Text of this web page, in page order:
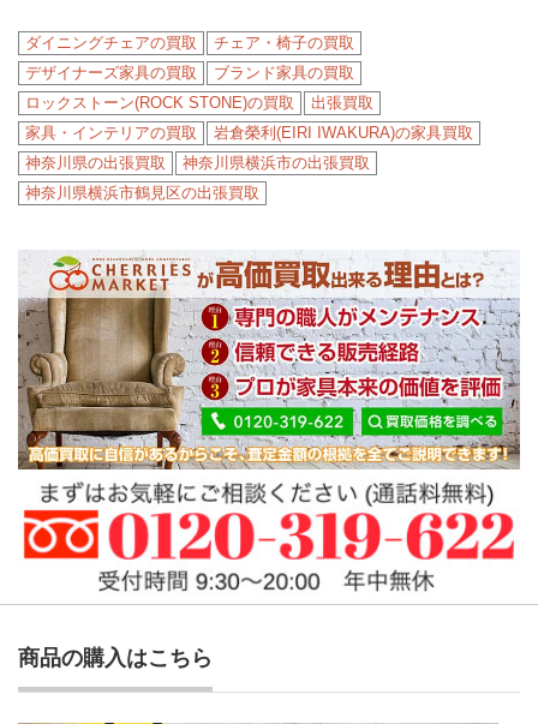
ダイニングチェアの買取
チェア・椅子の買取
デザイナーズ家具の買取
ブランド家具の買取
ロックストーン(ROCK STONE)の買取
出張買取
家具・インテリアの買取
岩倉榮利(EIRI IWAKURA)の家具買取
神奈川県の出張買取
神奈川県横浜市の出張買取
神奈川県横浜市鶴見区の出張買取
商品の購入はこちら